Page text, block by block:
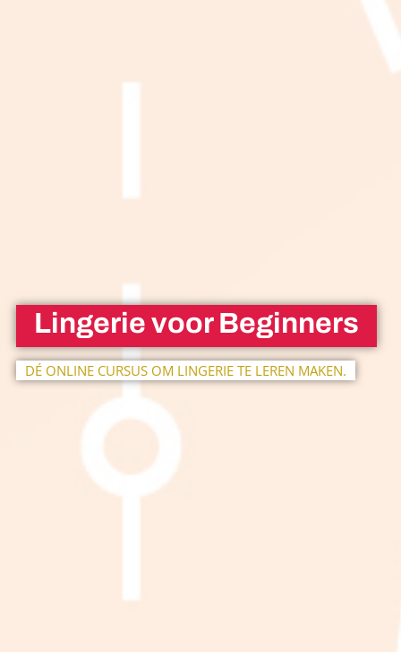
Lingerie voor Beginners
DÉ ONLINE CURSUS OM LINGERIE TE LEREN MAKEN.